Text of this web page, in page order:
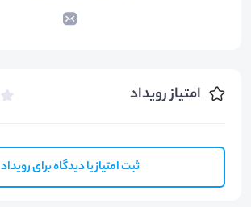
امتیاز رویداد
ثبت امتیاز یا دیدگاه برای رویداد